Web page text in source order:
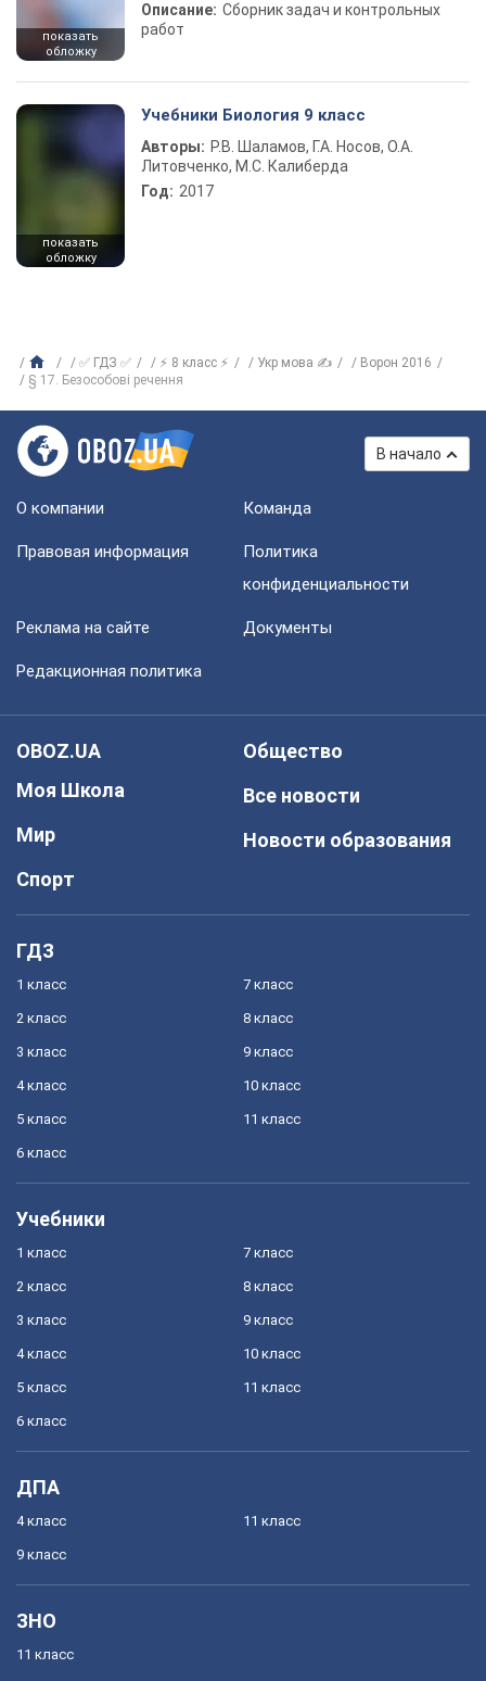
показать
обложку
Описание: Сборник задач и контрольных
работ
показать
обложку
Учебники Биология 9 класс
Авторы: Р.В. Шаламов, Г.А. Носов, О.А.
Литовченко, М.С. Калиберда
Год: 2017
✅ ГДЗ ✅ ⚡ 8 класс ⚡ Укр мова ✍
Ворон 2016
§ 17. Безособові речення
В начало
О компании Команда
Правовая информация
Политика
конфиденциальности
Реклама на сайте Документы
Редакционная политика
OBOZ.UA
Моя Школа
Мир
Спорт
Общество
Все новости
Новости образования
ГДЗ
1 класс
2 класс
3 класс
4 класс
5 класс
6 класс
7 класс
8 класс
9 класс
10 класс
11 класс
Учебники
1 класс
2 класс
3 класс
4 класс
5 класс
6 класс
7 класс
8 класс
9 класс
10 класс
11 класс
ДПА
4 класс
9 класс
11 класс
ЗНО
11 класс